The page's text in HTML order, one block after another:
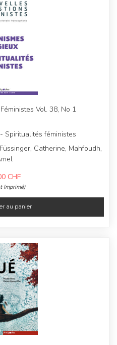
Vol. 38, No 1
Spiritualités féministes
Catherine, Mahfoudh,
CHF
Imprimé)
au panier